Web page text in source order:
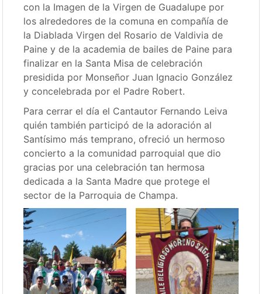
con la Imagen de la Virgen de Guadalupe por
los alrededores de la comuna en compañía de
la Diablada Virgen del Rosario de Valdivia de
Paine y de la academia de bailes de Paine para
finalizar en la Santa Misa de celebración
presidida por Monseñor Juan Ignacio González
y concelebrada por el Padre Robert.
Para cerrar el día el Cantautor Fernando Leiva
quién también participó de la adoración al
Santísimo más temprano, ofreció un hermoso
concierto a la comunidad parroquial que dio
gracias por una celebración tan hermosa
dedicada a la Santa Madre que protege el
sector de la Parroquia de Champa.